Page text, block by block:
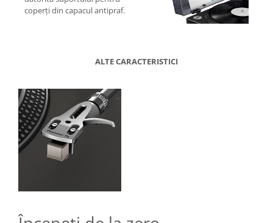
coperți din capacul antipraf.
ALTE CARACTERISTICI